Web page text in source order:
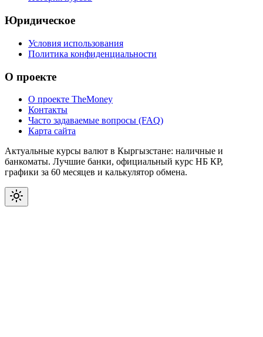
Юридическое
Условия использования
Политика конфиденциальности
О проекте
О проекте TheMoney
Контакты
Часто задаваемые вопросы (FAQ)
Карта сайта
Актуальные курсы валют в Кыргызстане: наличные и
банкоматы. Лучшие банки, официальный курс НБ КР,
графики за 60 месяцев и калькулятор обмена.